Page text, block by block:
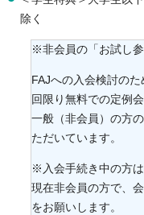
除く
※非会員の「お試し
FAJへの入会検討の
回限り無料での定例
一般（非会員）の方
ただいています。
※入会手続き中の方は
現在非会員の方で、
をお願いします。